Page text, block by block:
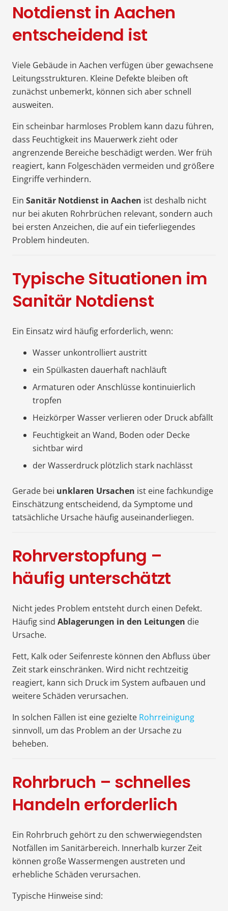
Notdienst in Aachen
entscheidend ist
Viele Gebäude in Aachen verfügen über gewachsene
Leitungsstrukturen. Kleine Defekte bleiben oft
zunächst unbemerkt, können sich aber schnell
ausweiten.
Ein scheinbar harmloses Problem kann dazu führen,
dass Feuchtigkeit ins Mauerwerk zieht oder
angrenzende Bereiche beschädigt werden. Wer früh
reagiert, kann Folgeschäden vermeiden und größere
Eingriffe verhindern.
Ein Sanitär Notdienst in Aachen ist deshalb nicht
nur bei akuten Rohrbrüchen relevant, sondern auch
bei ersten Anzeichen, die auf ein tieferliegendes
Problem hindeuten.
Typische Situationen im
Sanitär Notdienst
Ein Einsatz wird häufig erforderlich, wenn:
Wasser unkontrolliert austritt
ein Spülkasten dauerhaft nachläuft
Armaturen oder Anschlüsse kontinuierlich
tropfen
Heizkörper Wasser verlieren oder Druck abfällt
Feuchtigkeit an Wand, Boden oder Decke
sichtbar wird
der Wasserdruck plötzlich stark nachlässt
Gerade bei unklaren Ursachen ist eine fachkundige
Einschätzung entscheidend, da Symptome und
tatsächliche Ursache häufig auseinanderliegen.
Rohrverstopfung –
häufig unterschätzt
Nicht jedes Problem entsteht durch einen Defekt.
Häufig sind Ablagerungen in den Leitungen die
Ursache.
Fett, Kalk oder Seifenreste können den Abfluss über
Zeit stark einschränken. Wird nicht rechtzeitig
reagiert, kann sich Druck im System aufbauen und
weitere Schäden verursachen.
In solchen Fällen ist eine gezielte Rohrreinigung
sinnvoll, um das Problem an der Ursache zu
beheben.
Rohrbruch – schnelles
Handeln erforderlich
Ein Rohrbruch gehört zu den schwerwiegendsten
Notfällen im Sanitärbereich. Innerhalb kurzer Zeit
können große Wassermengen austreten und
erhebliche Schäden verursachen.
Typische Hinweise sind: